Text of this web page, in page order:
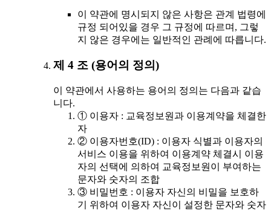
이 약관에 명시되지 않은 사항은 관계 법령에
규정 되어있을 경우 그 규정에 따르며, 그렇
지 않은 경우에는 일반적인 관례에 따릅니다.
제 4 조 (용어의 정의)
이 약관에서 사용하는 용어의 정의는 다음과 같습
니다.
① 이용자 : 교육정보원과 이용계약을 체결한
자
② 이용자번호(ID) : 이용자 식별과 이용자의
서비스 이용을 위하여 이용계약 체결시 이용
자의 선택에 의하여 교육정보원이 부여하는
문자와 숫자의 조합
③ 비밀번호 : 이용자 자신의 비밀을 보호하
기 위하여 이용자 자신이 설정한 문자와 숫자